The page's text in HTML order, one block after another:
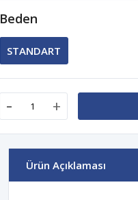
Beden
STANDART
- +
Ürün Açıklaması